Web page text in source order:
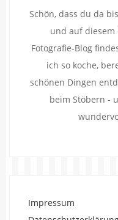
Schön, dass du da
und auf diesem
Fotografie-Blog
ich so koche,
schönen Dingen
beim Stöbern -
Impressum